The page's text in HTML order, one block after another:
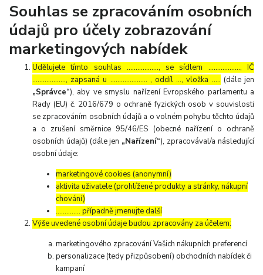
Souhlas se zpracováním osobních
údajů pro účely zobrazování
marketingových nabídek
Udělujete tímto souhlas ……………..., se sídlem ………………, IČ
………………., zapsaná u ………………… , oddíl …, vložka ….. (dále jen
„Správce“), aby ve smyslu nařízení Evropského parlamentu a
Rady (EU) č. 2016/679 o ochraně fyzických osob v souvislosti
se zpracováním osobních údajů a o volném pohybu těchto údajů
a o zrušení směrnice 95/46/ES (obecné nařízení o ochraně
osobních údajů) (dále jen „Nařízení“), zpracovával/a následující
osobní údaje:
marketingové cookies (anonymní)
aktivita uživatele (prohlížené produkty a stránky, nákupní
chování)
………….. případně jmenujte další
Výše uvedené osobní údaje budou zpracovány za účelem:
marketingového zpracování Vašich nákupních preferencí
personalizace (tedy přizpůsobení) obchodních nabídek či
kampaní